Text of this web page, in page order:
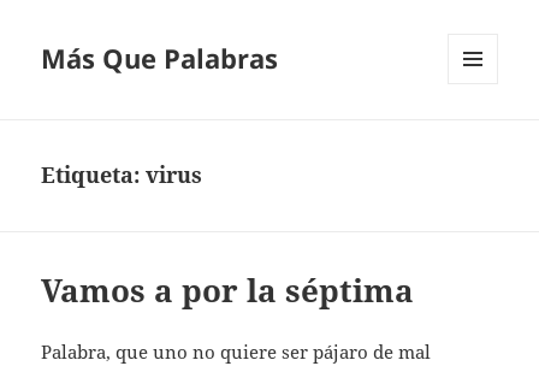
Más Que Palabras
Etiqueta:virus
Vamos a por la séptima
Palabra, que uno no quiere ser pájaro de mal